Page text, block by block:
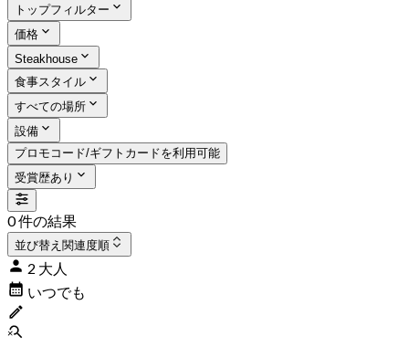
トップフィルター
価格
Steakhouse
食事スタイル
すべての場所
設備
プロモコード/ギフトカードを利用可能
受賞歴あり
0 件の結果
並び替え 関連度順
2 大人
いつでも